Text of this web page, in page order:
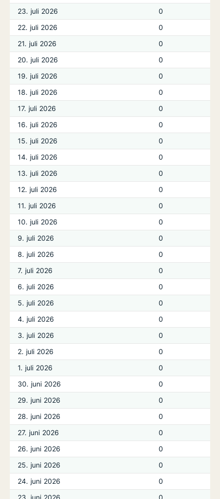
23. juli 2026
0
22. juli 2026
0
21. juli 2026
0
20. juli 2026
0
19. juli 2026
0
18. juli 2026
0
17. juli 2026
0
16. juli 2026
0
15. juli 2026
0
14. juli 2026
0
13. juli 2026
0
12. juli 2026
0
11. juli 2026
0
10. juli 2026
0
9. juli 2026
0
8. juli 2026
0
7. juli 2026
0
6. juli 2026
0
5. juli 2026
0
4. juli 2026
0
3. juli 2026
0
2. juli 2026
0
1. juli 2026
0
30. juni 2026
0
29. juni 2026
0
28. juni 2026
0
27. juni 2026
0
26. juni 2026
0
25. juni 2026
0
24. juni 2026
0
23. juni 2026
0